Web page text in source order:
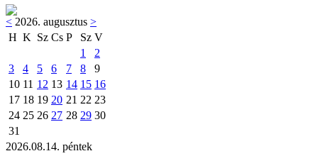
< 2026. augusztus >
H K Sz Cs P Sz V
1
2
3
4 5 6 7 8
9
10 11 12 13 14 15 16
17 18 19 20 21 22 23
24 25 26 27 28 29 30
31
2026.08.14. péntek